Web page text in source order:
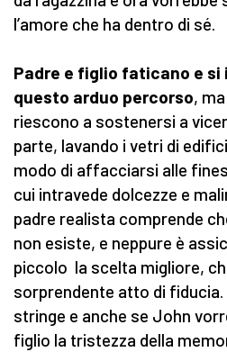
l’amore che ha dentro di sé.
Padre e figlio faticano e si
questo arduo percorso,
riescono a sostenersi a
parte, lavando i vetri di
modo di affacciarsi alle
cui intravede dolcezze e
padre realista comprende
non esiste, e neppure è
piccolo la scelta migliore,
sorprendente atto di
stringe e anche se John
figlio la tristezza della